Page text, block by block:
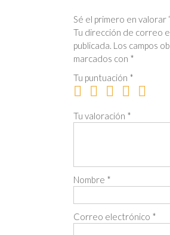
Sé el primero en valorar
Tu dirección de correo
publicada. Los campos
marcados con *
Tu puntuación *
Tu valoración *
Nombre *
Correo electrónico *